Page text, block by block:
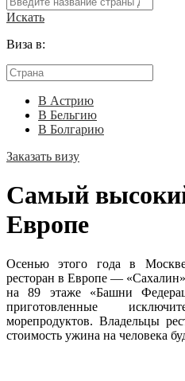
Искать
Виза в:
В Астрию
В Бельгию
В Болгарию
Заказать визу
Самый
Европе
Осенью этого года в
ресторан в Европе —
на 89 этаже «Башни
приготовленные
морепродуктов. Владельцы
стоимость ужина на человека